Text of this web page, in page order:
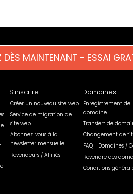
MAINTENANT - ESSAI
S'inscrire
Créer un nouveau site web
Service de migration de
site web
Abonnez-vous à la
newsletter mensuelle
Revendeurs / Affiliés
Domaines
Enregistrement de
domaine
Transfert de
Changement de
FAQ - Domaines /
Revendre des
Conditions